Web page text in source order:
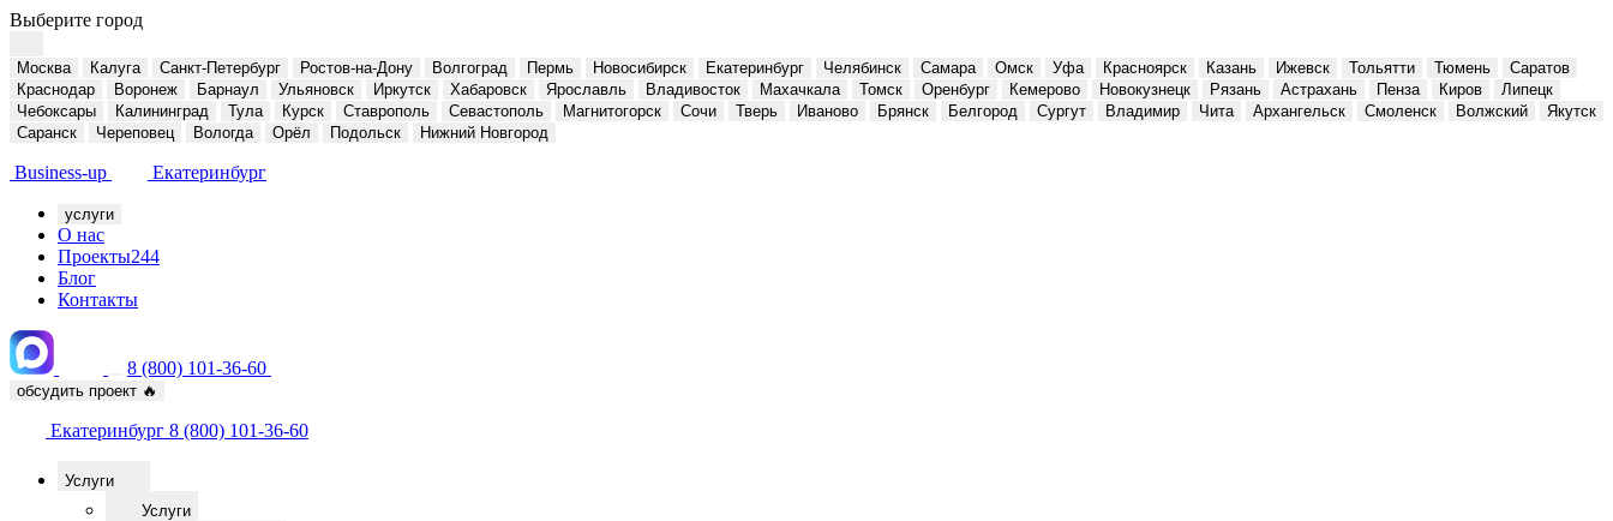
Выберите город
Москва Калуга Санкт-Петербург Ростов-на-Дону Волгоград Пермь Новосибирск Екатеринбург Челябинск Самара Омск Уфа Красноярск Казань Ижевск Тольятти Тюмень
Саратов
Краснодар
Воронеж Барнаул Ульяновск Иркутск Хабаровск Ярославль Владивосток Махачкала Томск Оренбург Кемерово Новокузнецк Рязань Астрахань Пенза Киров
Липецк
Чебоксары
Калининград Тула Курск Ставрополь Севастополь Магнитогорск Сочи Тверь Иваново Брянск Белгород Сургут Владимир Чита Архангельск Смоленск Волжский
Якутск
Саранск
Череповец Вологда Орёл Подольск Нижний Новгород
Business-up Екатеринбург
услуги
О нас
Проекты244
Блог
Контакты
8 (800) 101-36-60
обсудить проект 🔥
Екатеринбург 8 (800) 101-36-60
Услуги
Услуги